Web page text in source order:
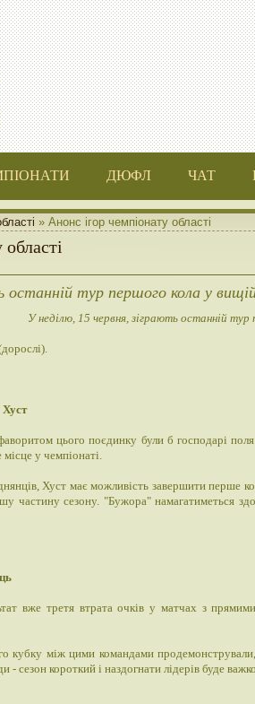
ДЮФЛ ЧАТ
» Анонс ігор чемпіонату області
останній тур першого кола у
У неділю, 15 червня, зіграють останній
цього поєдинку були б господарі
у чемпіонаті.
Хуст має можливість завершити перше
частину сезону. "Бужора" намагатиметься
вже третя втрата очків у матчах з
кубку між цими командами
сезон короткий і наздогнати лідерів буде